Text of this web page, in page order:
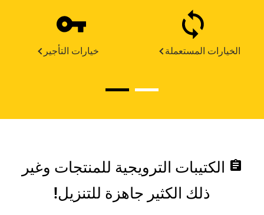
خيارات التأجير الخيارات المستعملة
assignment الكتيبات الترويجية للمنتجات وغير
ذلك الكثير جاهزة للتنزيل!